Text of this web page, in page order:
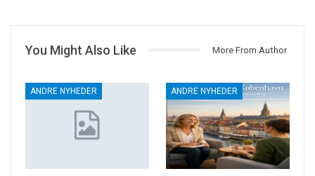
You Might Also Like More From Author
ANDRE NYHEDER ANDRE NYHEDER